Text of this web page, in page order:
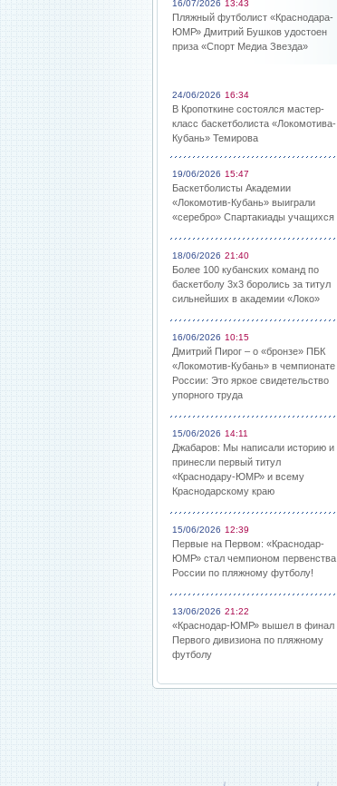
16/07/2026 13:43
Пляжный футболист «Краснодара-
ЮМР» Дмитрий Бушков удостоен
приза «Спорт Медиа Звезда»
24/06/2026 16:34
В Кропоткине состоялся мастер-
класс баскетболиста «Локомотива-
Кубань» Темирова
19/06/2026 15:47
Баскетболисты Академии
«Локомотив-Кубань» выиграли
«серебро» Спартакиады учащихся
18/06/2026 21:40
Более 100 кубанских команд по
баскетболу 3х3 боролись за титул
сильнейших в академии «Локо»
16/06/2026 10:15
Дмитрий Пирог – о «бронзе» ПБК
«Локомотив-Кубань» в чемпионате
России: Это яркое свидетельство
упорного труда
15/06/2026 14:11
Джабаров: Мы написали историю и
принесли первый титул
«Краснодару-ЮМР» и всему
Краснодарскому краю
15/06/2026 12:39
Первые на Первом: «Краснодар-
ЮМР» стал чемпионом первенства
России по пляжному футболу!
13/06/2026 21:22
«Краснодар-ЮМР» вышел в финал
Первого дивизиона по пляжному
футболу